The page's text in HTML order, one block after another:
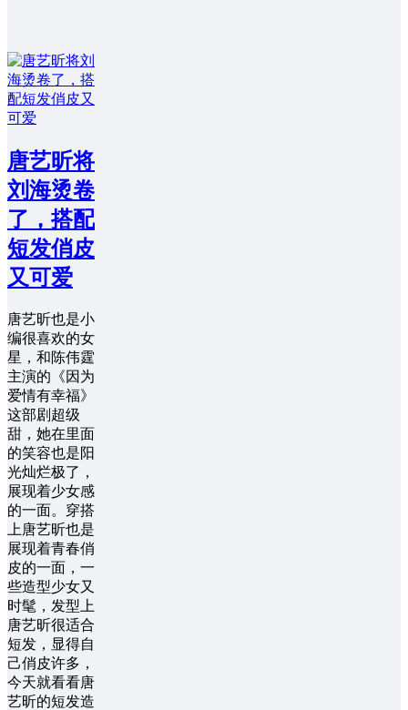
唐艺昕将
刘海烫卷
了，搭配
短发俏皮
又可爱
唐艺昕也是小
编很喜欢的女
星，和陈伟霆
主演的《因为
爱情有幸福》
这部剧超级
甜，她在里面
的笑容也是阳
光灿烂极了，
展现着少女感
的一面。穿搭
上唐艺昕也是
展现着青春俏
皮的一面，一
些造型少女又
时髦，发型上
唐艺昕很适合
短发，显得自
己俏皮许多，
今天就看看唐
艺昕的短发造